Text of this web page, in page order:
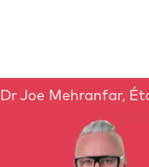
Dr Joe Mehranfar,